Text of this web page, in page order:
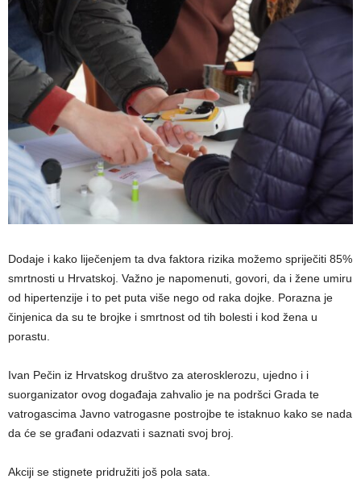
Dodaje i kako liječenjem ta dva faktora rizika možemo spriječiti 85%
smrtnosti u Hrvatskoj. Važno je napomenuti, govori, da i žene umiru
od hipertenzije i to pet puta više nego od raka dojke. Porazna je
činjenica da su te brojke i smrtnost od tih bolesti i kod žena u
porastu.
Ivan Pečin iz Hrvatskog društvo za aterosklerozu, ujedno i i
suorganizator ovog događaja zahvalio je na podršci Grada te
vatrogascima Javno vatrogasne postrojbe te istaknuo kako se nada
da će se građani odazvati i saznati svoj broj.
Akciji se stignete pridružiti još pola sata.